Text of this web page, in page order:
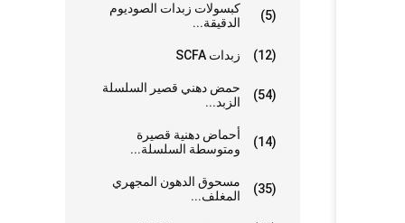
كبسولات زبدات الصوديوم
الدقيقة...
(5)
زبدات SCFA (12)
حمض دهني قصير السلسلة
الزبد...
(54)
أحماض دهنية قصيرة
ومتوسطة السلسلة...
(14)
مسحوق الدهون المجهري
المغلف...
(35)